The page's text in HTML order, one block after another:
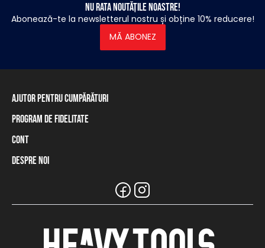
Nu rata noutățile noastre!
Abonează-te la newsletterul nostru și obține 10% reducere!
MĂ ABONEZ
Ajutor pentru cumpărături
Informații privind livrarea
Modalități de plată
Tabel de mărimi
Magazinele noastre și distribuitorii
Program de fidelitate
Programul de fidelitate
Soldul cardului de fidelitate
Cont
Autentificare / Înregistrare
Despre noi
Informații pentru distribuitori